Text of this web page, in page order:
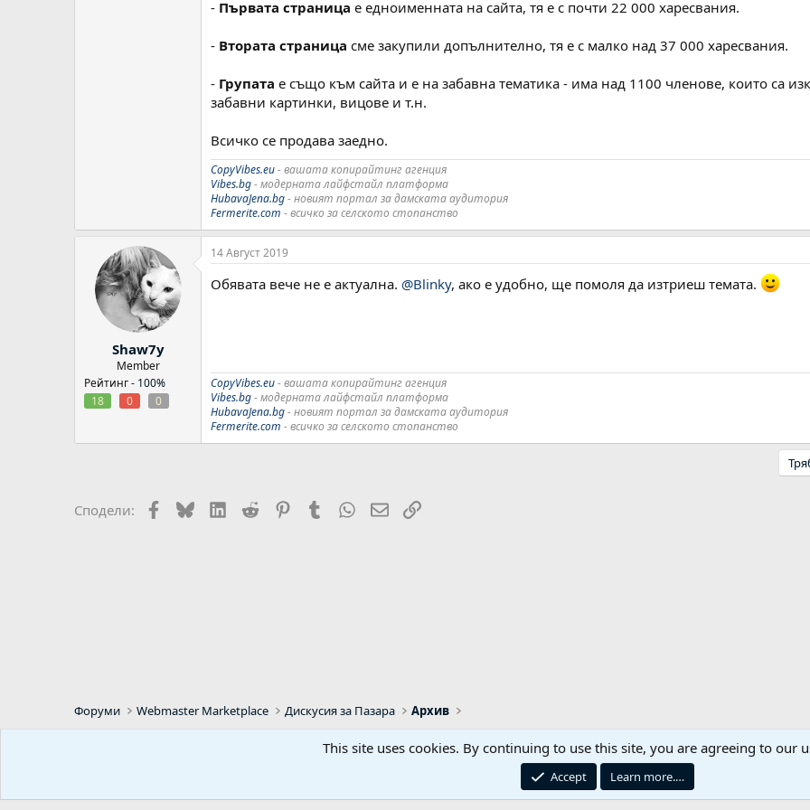
- Първата страница е едноименната на сайта, тя е с почти 22 000 харесвания.
- Втората страница сме закупили допълнително, тя е с малко над 37 000 харесвания.
- Групата е също към сайта и е на забавна тематика - има над 1100 членове, които са
забавни картинки, вицове и т.н.
Всичко се продава заедно.
CopyVibes.eu- вашата копирайтинг агенция
Vibes.bg- модерната лайфстайл платформа
HubavaJena.bg- новият портал за дамската аудитория
Fermerite.com - всичко за селското стопанство
Shaw7y
Member
Рейтинг - 100%
18
0 0
14 Август 2019
Обявата вече не е актуална. @Blinky, ако е удобно, ще помоля да изтриеш темата.
CopyVibes.eu- вашата копирайтинг агенция
Vibes.bg- модерната лайфстайл платформа
HubavaJena.bg- новият портал за дамската аудитория
Fermerite.com - всичко за селското стопанство
Сподели: Facebook
BlueskyLinkedIn
Reddit PinterestTumblr WhatsApp
EmailLink
Форуми Webmaster Marketplace Дискусия за Пазара Архив
Реклама / Advertising Контакти Общи
Predpriemach.com © 2006-2026. Hosting by:
This site uses cookies. By continuing to use this site, you are agreeing to our
Accept Learn more.…